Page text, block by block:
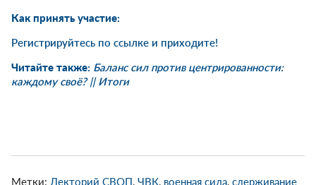
Как принять участие:
Регистрируйтесь по ссылке и приходите!
Читайте также: Баланс сил против центрированности:
каждому своё? || Итоги
Метки: Лекторий СВОП, ЧВК, военная сила, сдерживание